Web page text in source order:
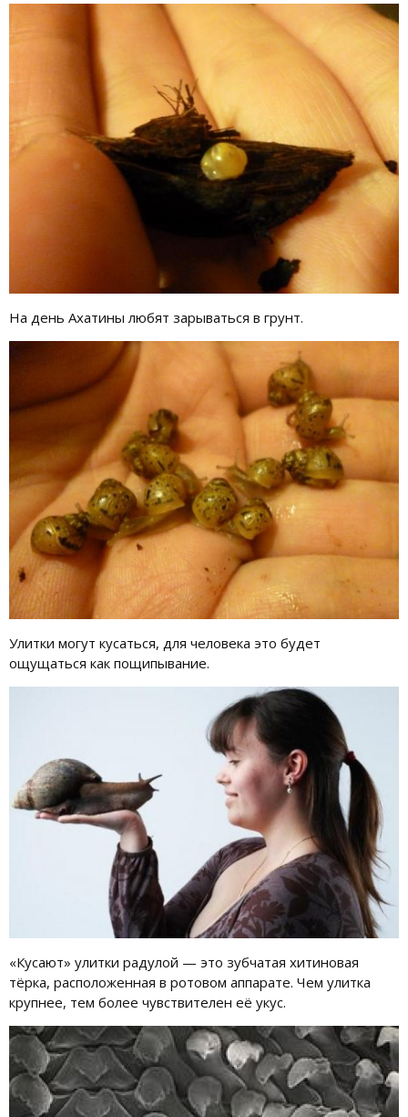
На день Ахатины любят зарываться в грунт.
Улитки могут кусаться, для человека это будет
ощущаться как пощипывание.
«Кусают» улитки радулой — это зубчатая хитиновая
тёрка, расположенная в ротовом аппарате. Чем улитка
крупнее, тем более чувствителен её укус.